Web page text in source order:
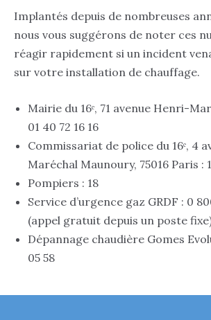
Implantés depuis de nombreuses
nous vous suggérons de noter ces
réagir rapidement si un incident
sur votre installation de chauffage.
Mairie du 16ᵉ, 71 avenue Henri-
01 40 72 16 16
Commissariat de police du 16ᵉ, 4
Maréchal Maunoury, 75016 Paris :
Pompiers : 18
Service d’urgence gaz GRDF : 0
(appel gratuit depuis un poste
Dépannage chaudière Gomes
05 58